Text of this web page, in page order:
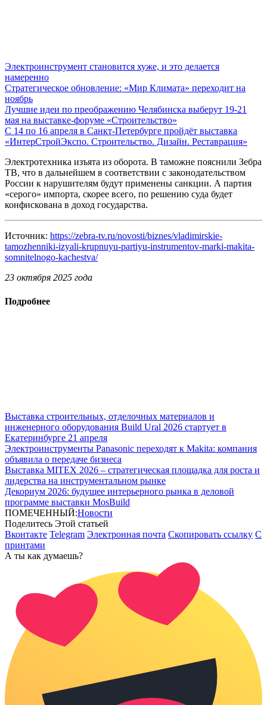
Электроинструмент становится хуже, и это делается
намеренно
Стратегическое обновление: «Мир Климата» переходит на
ноябрь
Лучшие идеи по преображению Челябинска выберут 19-21
мая на выставке-форуме «Строительство»
С 14 по 16 апреля в Санкт-Петербурге пройдёт выставка
«ИнтерСтройЭкспо. Строительство. Дизайн. Реставрация»
Электротехника изъята из оборота. В таможне пояснили Зебра
ТВ, что в дальнейшем в соответствии с законодательством
России к нарушителям будут применены санкции. А партия
«серого» импорта, скорее всего, по решению суда будет
конфискована в доход государства.
Источник: https://zebra-tv.ru/novosti/biznes/vladimirskie-
tamozhenniki-izyali-krupnuyu-partiyu-instrumentov-marki-makita-
somnitelnogo-kachestva/
23 октября 2025 года
Подробнее
Выставка строительных, отделочных материалов и
инженерного оборудования Build Ural 2026 стартует в
Екатеринбурге 21 апреля
Электроинструменты Panasonic переходят к Makita: компания
объявила о передаче бизнеса
Выставка MITEX 2026 – стратегическая площадка для роста и
лидерства на инструментальном рынке
Декориум 2026: будущее интерьерного рынка в деловой
программе выставки MosBuild
ПОМЕЧЕННЫЙ:Новости
Поделитесь Этой статьей
Вконтакте Telegram Электронная почта Скопировать ссылку С
принтами
А ты как думаешь?